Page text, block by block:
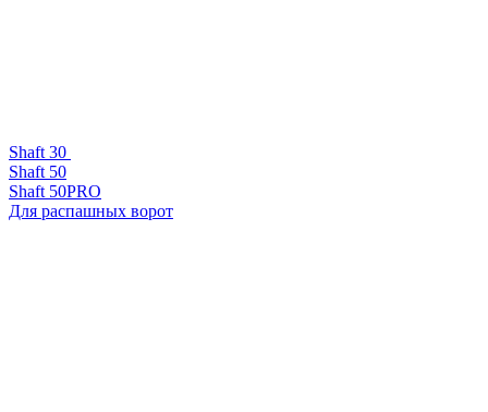
Shaft 30
Shaft 50
Shaft 50PRO
Для распашных ворот